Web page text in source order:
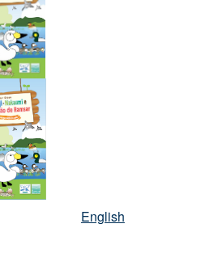
English